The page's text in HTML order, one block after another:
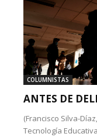
COLUMNISTAS
ANTES DE
(Francisco Silva-
Tecnología